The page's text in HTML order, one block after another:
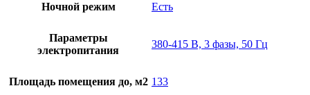
Ночной режим Есть
Параметры
электропитания
380-415 В, 3 фазы, 50 Гц
Площадь помещения до, м2 133